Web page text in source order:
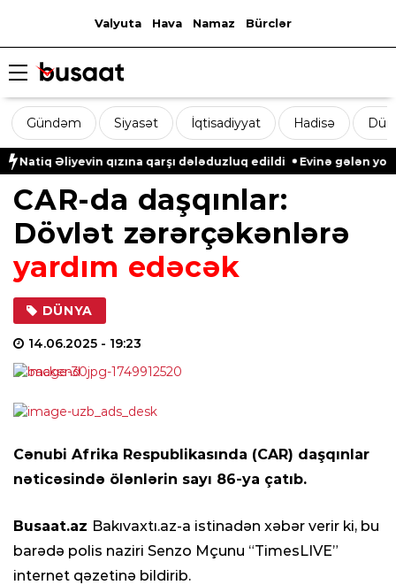
Valyuta Hava Namaz Bürclər
Gündəm Siyasət İqtisadiyyat Hadisə
Əliyevin qızına qarşı dələduzluq edildi Evinə gələn yol
CAR-da daşqınlar:
Dövlət zərərçəkənlərə
yardım edəcək
DÜNYA
14.06.2025 - 19:23
Cənubi Afrika Respublikasında (CAR) daşqınlar
nəticəsində ölənlərin sayı 86-ya çatıb.
Busaat.az Bakıvaxtı.az-a istinadən xəbər verir ki, bu
barədə polis naziri Senzo Mçunu “TimesLIVE”
internet qəzetinə bildirib.